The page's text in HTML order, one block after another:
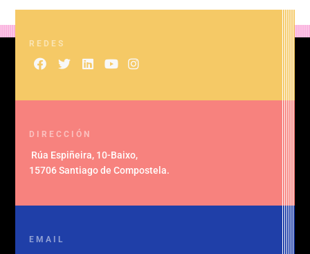
REDES
DIRECCIÓN
Rúa Espiñeira, 10-Baixo,
15706 Santiago de Compostela.
EMAIL